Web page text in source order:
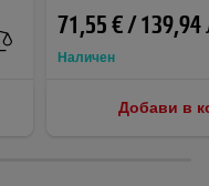
71,55 € /
Наличен
Добави в